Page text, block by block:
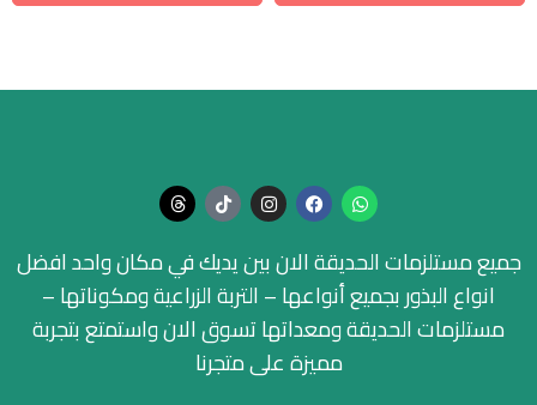
جميع مستلزمات الحديقة الان بين يديك في مكان واحد افضل
انواع البذور بجميع أنواعها – التربة الزراعية ومكوناتها –
مستلزمات الحديقة ومعداتها تسوق الان واستمتع بتجربة
مميزة على متجرنا